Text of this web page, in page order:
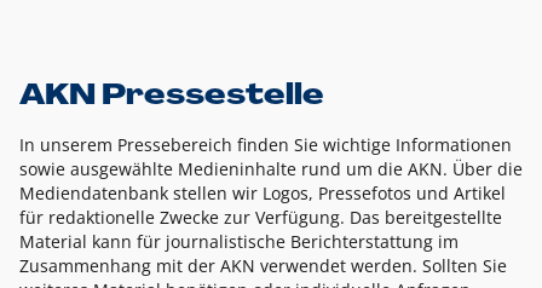
AKN Pressestelle
In unserem Pressebereich finden Sie wichtige Informationen
sowie ausgewählte Medieninhalte rund um die AKN. Über die
Mediendatenbank stellen wir Logos, Pressefotos und Artikel
für redaktionelle Zwecke zur Verfügung. Das bereitgestellte
Material kann für journalistische Berichterstattung im
Zusammenhang mit der AKN verwendet werden. Sollten Sie